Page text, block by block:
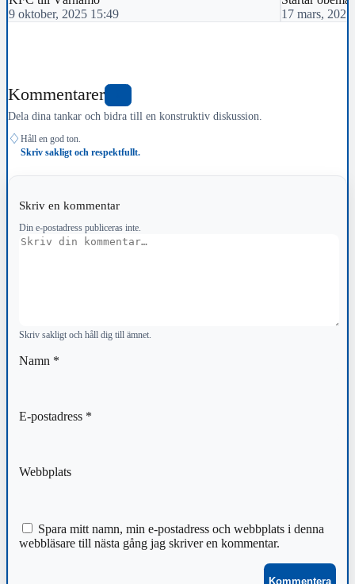
9 oktober, 2025 15:49
17 mars,
Kommentarer
Dela dina tankar och bidra till en konstruktiv diskussion.
♢ Håll en god ton.
Skriv sakligt och respektfullt.
Skriv en kommentar
Din e-postadress publiceras inte.
Kommentar
Skriv sakligt och håll dig till ämnet.
Namn *
E-postadress *
Webbplats
Spara mitt namn, min e-postadress och webbplats i denna
webbläsare till nästa gång jag skriver en kommentar.